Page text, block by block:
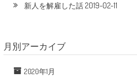
新人を解雇した話 2019-02-11
月別アーカイブ
2020年1月